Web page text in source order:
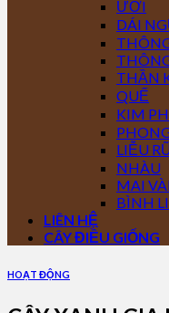
ƯƠI
DÁI
THẦN
QUẾ
KIM
LIỄU
NHÀU
MAI
BÌNH
LIÊN HỆ
CÂY ĐIỀU GIỐNG
HOẠT ĐỘNG